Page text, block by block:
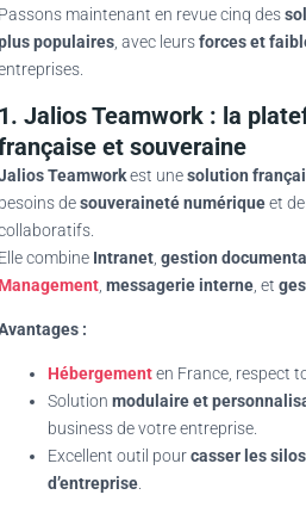
maintenant en revue cinq des
populaires , avec leursforces et
Jalios Teamwork : la
et souveraine
Teamworkest unesolution
desouveraineté numériqueet de
combine Intranet gestion
messagerie interne , et
:
Hébergementen France, respect
Solution modulaire et
business de votre entreprise.
Excellent outil pourcasser les silos
d’entreprise